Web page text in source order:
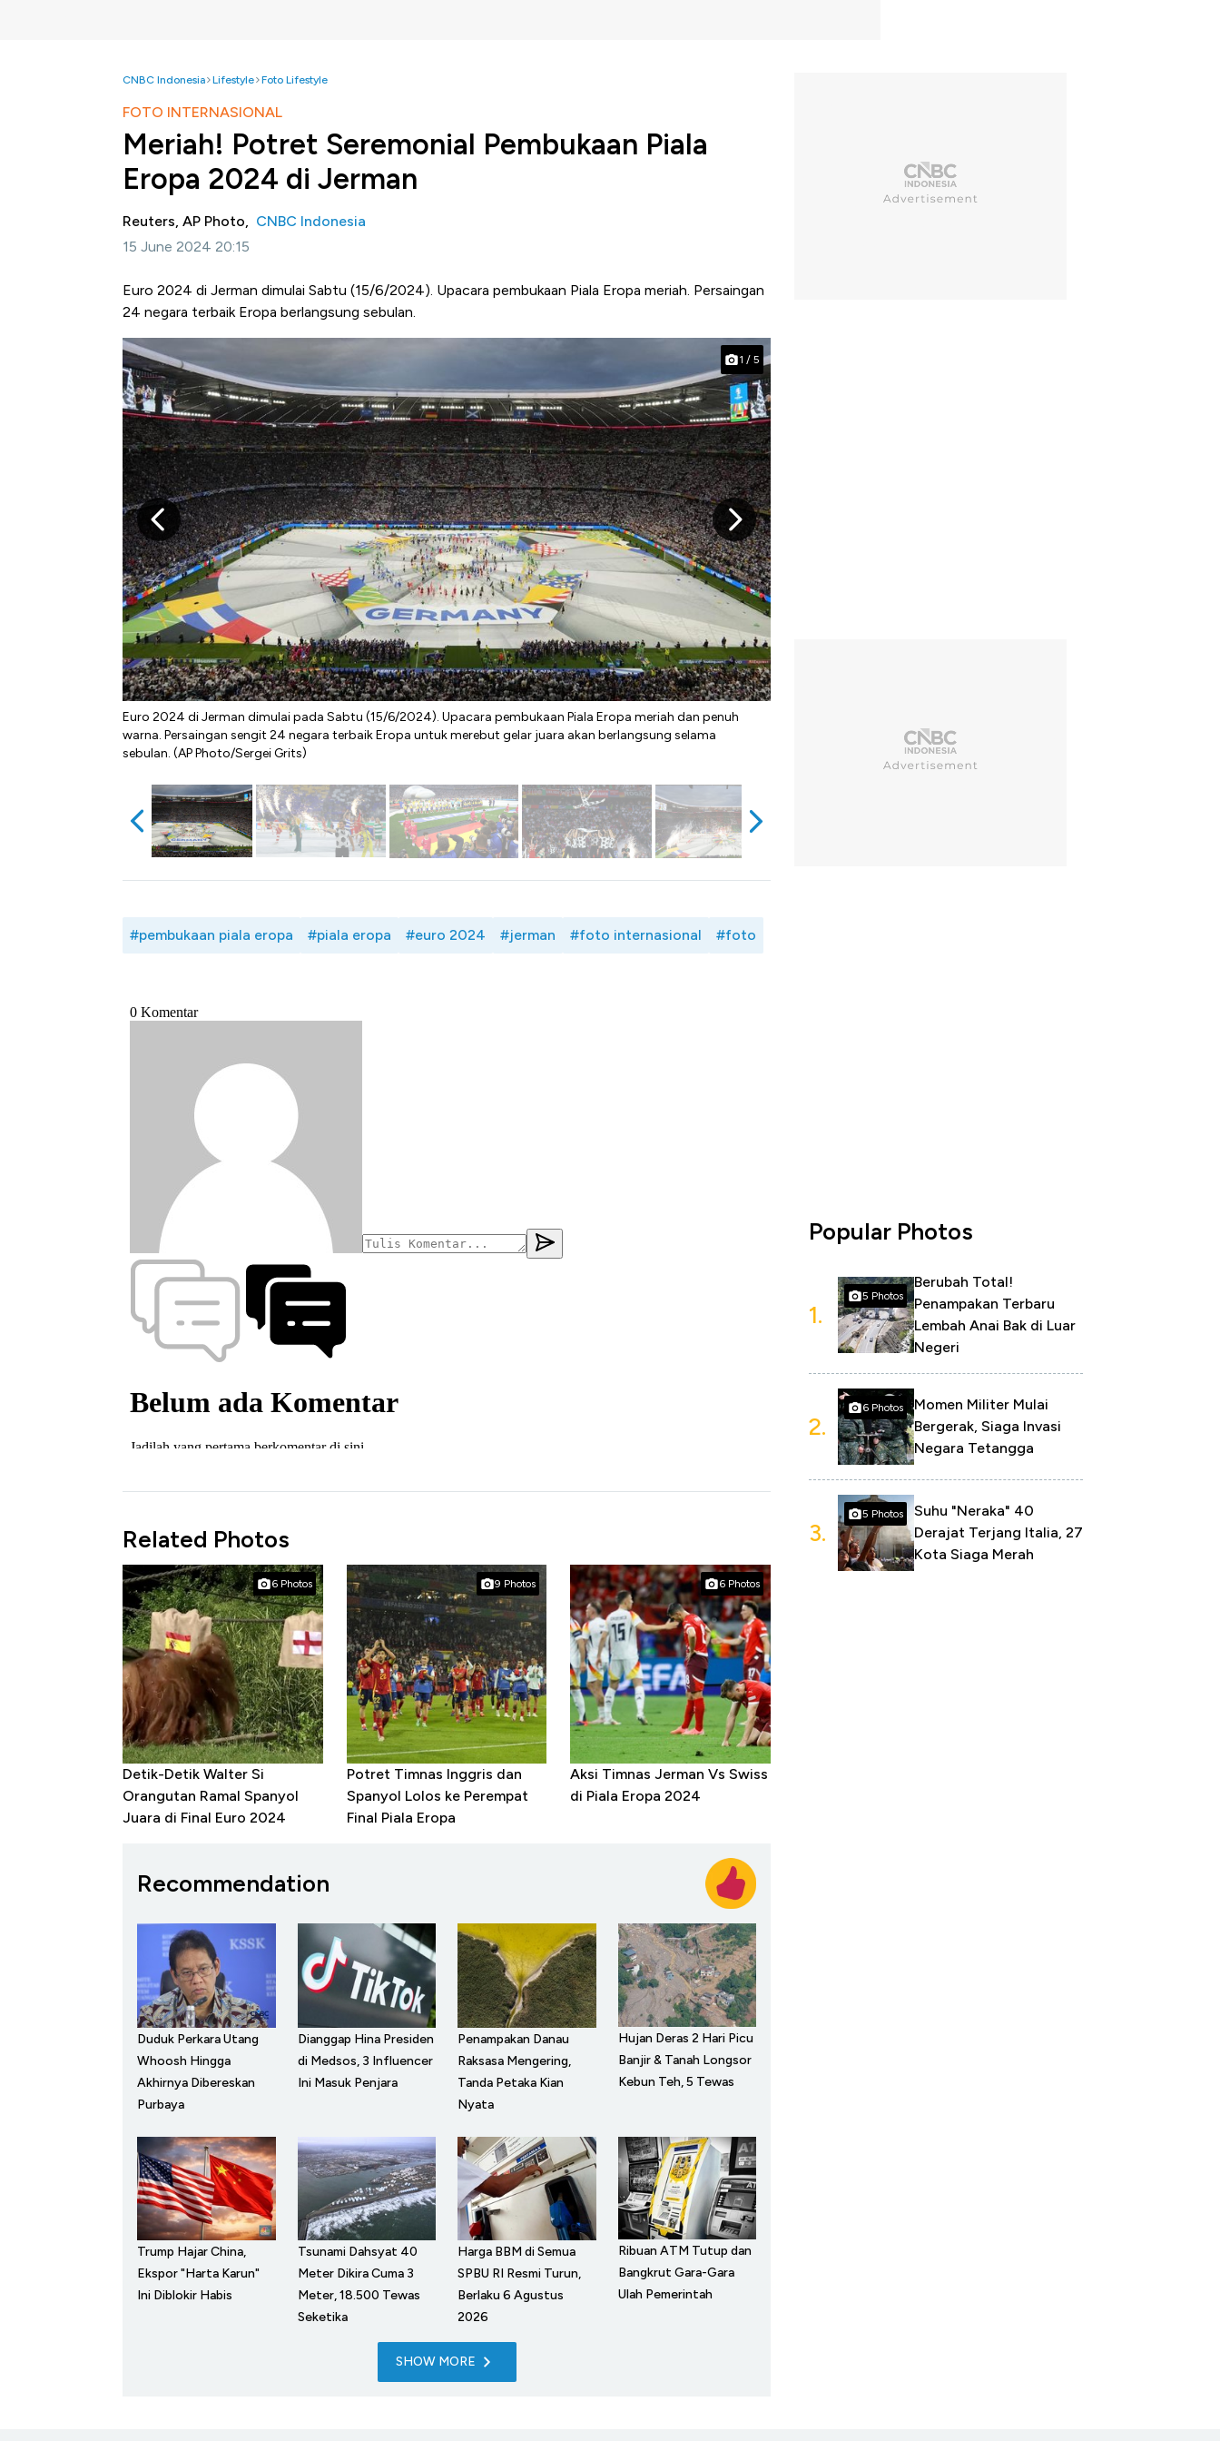
CNBC Indonesia Lifestyle Foto Lifestyle
FOTO INTERNASIONAL
Meriah! Potret Seremonial Pembukaan Piala
Eropa 2024 di Jerman
Reuters, AP Photo, CNBC Indonesia
15 June 2024 20:15
Euro 2024 di Jerman dimulai Sabtu (15/6/2024). Upacara pembukaan Piala Eropa meriah. Persaingan
24 negara terbaik Eropa berlangsung sebulan.
Euro 2024 di Jerman dimulai pada Sabtu (15/6/2024). Upacara pembukaan Piala Eropa meriah dan penuh
warna. Persaingan sengit 24 negara terbaik Eropa untuk merebut gelar juara akan berlangsung selama
sebulan. (AP Photo/Sergei Grits)
Pertandingan akan berlangsung di 10 stadion yang telah disiapkan,
Park. (REUTERS/Kai Pfaffenbach)
1 / 5
#pembukaan piala eropa #piala eropa #euro 2024 #jerman #foto internasional #foto
Related Photos
6 Photos
Detik-Detik Walter Si
Orangutan Ramal Spanyol
Juara di Final Euro 2024
9 Photos
Potret Timnas Inggris dan
Spanyol Lolos ke Perempat
Final Piala Eropa
6 Photos
Aksi Timnas Jerman Vs Swiss
di Piala Eropa 2024
Recommendation
Duduk Perkara Utang
Whoosh Hingga
Akhirnya Dibereskan
Purbaya
Dianggap Hina Presiden
di Medsos, 3 Influencer
Ini Masuk Penjara
Penampakan Danau
Raksasa Mengering,
Tanda Petaka Kian
Nyata
Hujan Deras 2 Hari Picu
Banjir & Tanah Longsor
Kebun Teh, 5 Tewas
Trump Hajar China,
Ekspor "Harta Karun"
Ini Diblokir Habis
Tsunami Dahsyat 40
Meter Dikira Cuma 3
Meter, 18.500 Tewas
Seketika
Harga BBM di Semua
SPBU RI Resmi Turun,
Berlaku 6 Agustus
2026
Ribuan ATM Tutup dan
Bangkrut Gara-Gara
Ulah Pemerintah
SHOW MORE
Popular Photos
1.
5 Photos
Berubah Total!
Penampakan Terbaru
Lembah Anai Bak di Luar
Negeri
2.
6 Photos
Momen Militer Mulai
Bergerak, Siaga Invasi
Negara Tetangga
3.
5 Photos
Suhu "Neraka" 40
Derajat Terjang Italia, 27
Kota Siaga Merah